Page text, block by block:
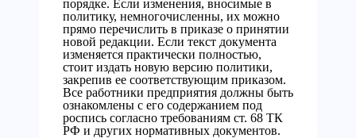
порядке. Если изменения, вносимые в
политику, немногочисленны, их можно
прямо перечислить в приказе о принятии
новой редакции. Если текст документа
изменяется практически полностью,
стоит издать новую версию политики,
закрепив ее соответствующим приказом.
Все работники предприятия должны быть
ознакомлены с его содержанием под
роспись согласно требованиям ст. 68 ТК
РФ и других нормативных документов.